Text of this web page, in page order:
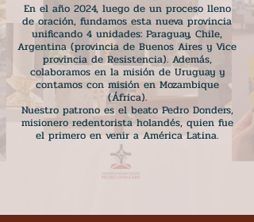
En el año 2024, luego de un proceso lleno
de oración, fundamos esta nueva provincia
unificando 4 unidades: Paraguay, Chile,
Argentina (provincia de Buenos Aires y Vice
provincia de Resistencia). Además,
colaboramos en la misión de Uruguay y
contamos con misión en Mozambique
(África).
Nuestro patrono es el beato Pedro Donders,
misionero redentorista holandés, quienfue
el primero en venir a América Latina.